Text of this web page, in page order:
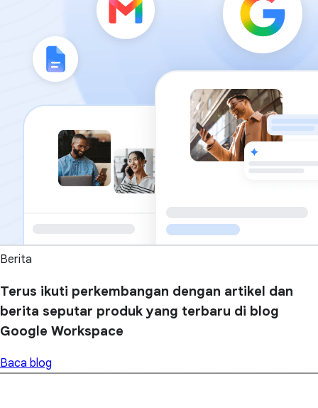
Berita
Terus ikuti perkembangan dengan artikel dan
berita seputar produk yang terbaru di blog
Google Workspace
Baca blog